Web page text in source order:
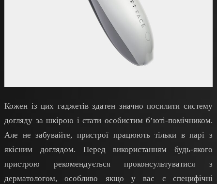
Кожен із цих гаджетів здатен значно посилити систему
догляду за шкірою і стати особистим б’юті-помічником.
Але не забувайте, пристрої працюють тільки в парі з
якісним доглядом. Перед використанням будь-якого
пристрою рекомендується проконсультуватися з
дерматологом, особливо якщо у вас є специфічні